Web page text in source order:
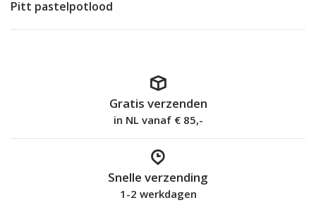
Pitt pastelpotlood
Gratis verzenden
in NL vanaf € 85,-
Snelle verzending
1-2 werkdagen